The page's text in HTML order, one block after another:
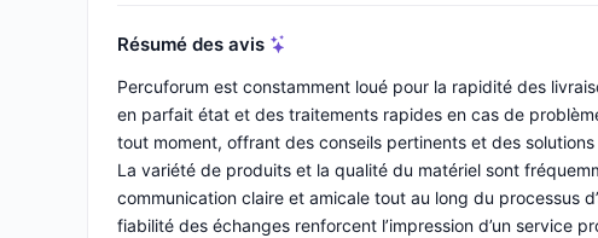
Résumé des avis
Percuforum est constamment loué pour la rapidité des
en parfait état et des traitements rapides en cas de
tout moment, offrant des conseils pertinents et des
La variété de produits et la qualité du matériel sont
communication claire et amicale tout au long du processus
fiabilité des échanges renforcent l’impression d’un service